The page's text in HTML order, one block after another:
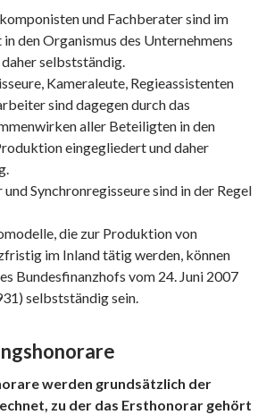
und Fachberater sind im
den Organismus des Unternehmens
selbstständig.
Kameraleute, Regieassistenten
sind dagegen durch das
aller Beteiligten in den
eingegliedert und daher
Synchronregisseure sind in der Regel
die zur Produktion von
im Inland tätig werden, können
Bundesfinanzhofs vom 24. Juni 2007
selbstständig sein.
werden grundsätzlich der
zu der das Ersthonorar gehört